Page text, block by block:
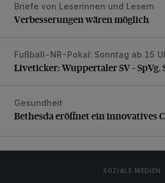
Verbesserungen wären möglich
Briefe von Leserinnen und Lesern
Verbesserungen wären möglich
Liveticker: Wuppertaler SV – SpVg.
Fußball-NR-Pokal: Sonntag ab 15
Liveticker: Wuppertaler SV – SpVg.
Bethesda eröffnet ein innovatives
Gesundheit
Bethesda eröffnet ein innovatives
SOZIALE MEDIEN